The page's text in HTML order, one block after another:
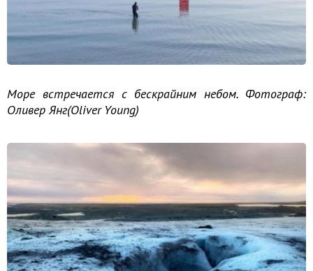
Море встречается с бескрайним небом. Фотограф:
Оливер Янг(Oliver Young)